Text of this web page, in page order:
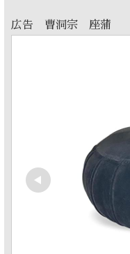
広告 曹洞宗 座蒲